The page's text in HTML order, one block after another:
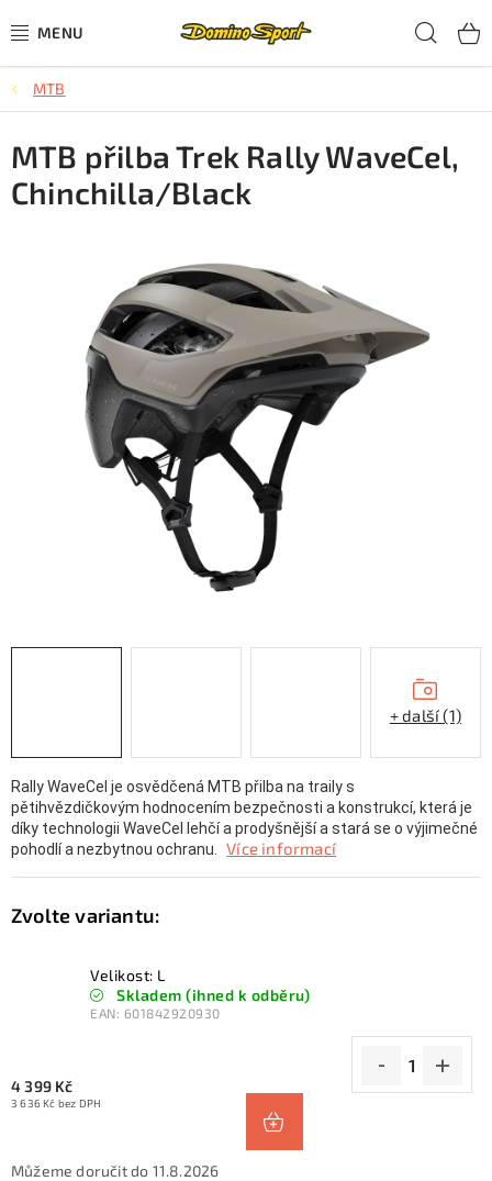
na
CYKLISTIKA
SJEZDOVÉ LYŽOVÁNÍ
SKIALPOVÉ LYŽOVÁNÍ
OBLEČENÍ A OBUV
TIPY NA DÁRKY
CYKLO Servis
MTB
Rally WaveCel je osvědčená MTB přilba na traily s
pětihvězdičkovým hodnocením bezpečnosti a konstrukcí, která je
díky technologii WaveCel lehčí a prodyšnější a stará se o výjimečné
pohodlí a nezbytnou ochranu.
Více informací
Velikost: L
Skladem (ihned k odběru)
EAN: 601842920930
4 399 Kč
3 636 Kč bez DPH
11.8.2026
MTB přilba Trek Rally WaveCel,
Chinchilla/Black
+ další (1)